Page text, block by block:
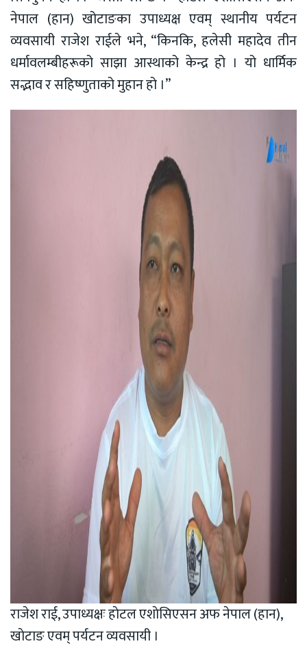
नेपाल (हान) खोटाङका उपाध्यक्ष एवम् स्थानीय पर्यटन
व्यवसायी राजेश राईले भने, “किनकि, हलेसी महादेव तीन
धर्मावलम्बीहरूको साझा आस्थाको केन्द्र हो । यो धार्मिक
सद्भाव र सहिष्णुताको मुहान हो ।”
राजेश राई, उपाध्यक्षः हाेटल एशाेसिएसन अफ नेपाल (हान),
खाेटाङ एवम् पर्यटन व्यवसायी ।